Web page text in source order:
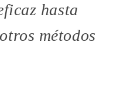
hasta
métodos